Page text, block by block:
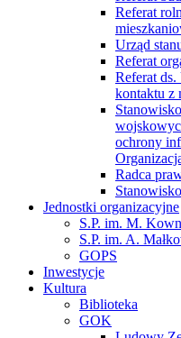
Referat
Urząd
Referat
Referat
kontaktu z
ochrony
Radca
Jednostki organizacyjne
S.P. im. M.
S.P. im. A.
GOPS
Inwestycje
Kultura
Biblioteka
GOK